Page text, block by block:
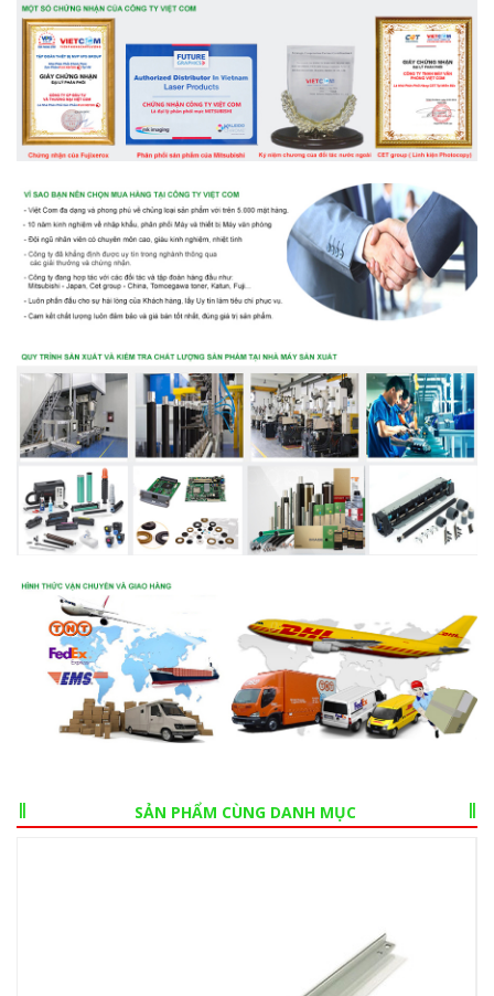
SẢN PHẨM CÙNG DANH MỤC